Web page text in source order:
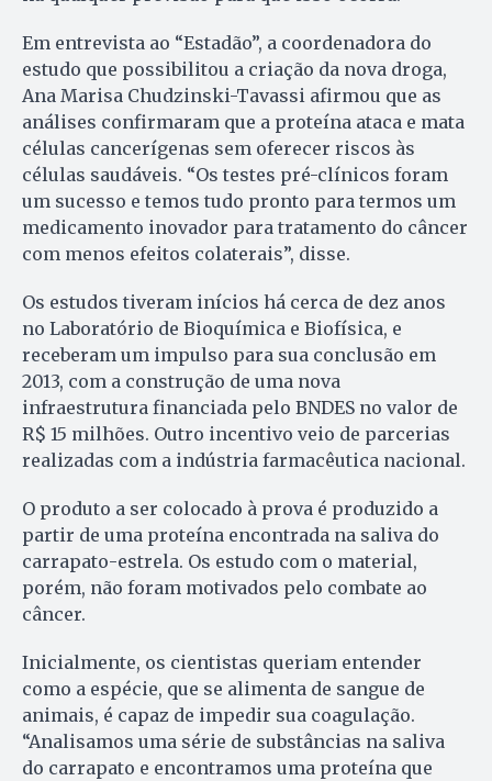
Em entrevista ao “Estadão”, a coordenadora do
estudo que possibilitou a criação da nova droga,
Ana Marisa Chudzinski-Tavassi afirmou que as
análises confirmaram que a proteína ataca e mata
células cancerígenas sem oferecer riscos às
células saudáveis. “Os testes pré-clínicos foram
um sucesso e temos tudo pronto para termos um
medicamento inovador para tratamento do câncer
com menos efeitos colaterais”, disse.
Os estudos tiveram inícios há cerca de dez anos
no Laboratório de Bioquímica e Biofísica, e
receberam um impulso para sua conclusão em
2013, com a construção de uma nova
infraestrutura financiada pelo BNDES no valor de
R$ 15 milhões. Outro incentivo veio de parcerias
realizadas com a indústria farmacêutica nacional.
O produto a ser colocado à prova é produzido a
partir de uma proteína encontrada na saliva do
carrapato-estrela. Os estudo com o material,
porém, não foram motivados pelo combate ao
câncer.
Inicialmente, os cientistas queriam entender
como a espécie, que se alimenta de sangue de
animais, é capaz de impedir sua coagulação.
“Analisamos uma série de substâncias na saliva
do carrapato e encontramos uma proteína que